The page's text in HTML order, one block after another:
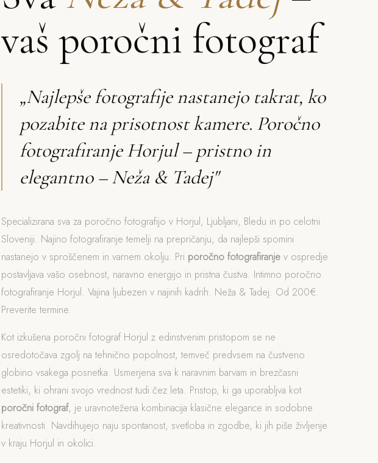
vaš poročni fotograf
„Najlepše fotografije nastanejo takrat, ko
pozabite na prisotnost kamere. Poročno
fotografiranje Horjul – pristno in
elegantno – Neža & Tadej"
Specializirana sva za poročno fotografijo v Horjul, Ljubljani, Bledu in po celotni
Sloveniji. Najino fotografiranje temelji na prepričanju, da najlepši spomini
nastanejo v sproščenem in varnem okolju. Pri poročno fotografiranjev ospredje
postavljava vašo osebnost, naravno energijo in pristna čustva. Intimno poročno
fotografiranje Horjul. Vajina ljubezen v najinih kadrih. Neža & Tadej. Od 200€.
Preverite termine.
Kot izkušena poročni fotograf Horjul z edinstvenim pristopom se ne
osredotočava zgolj na tehnično popolnost, temveč predvsem na čustveno
globino vsakega posnetka. Usmerjena sva k naravnim barvam in brezčasni
estetiki, ki ohrani svojo vrednost tudi čez leta. Pristop, ki ga uporabljva kot
poročni fotograf, je uravnotežena kombinacija klasične elegance in sodobne
kreativnosti. Navdihujejo naju spontanost, svetloba in zgodbe, ki jih piše življenje
v kraju Horjul in okolici.